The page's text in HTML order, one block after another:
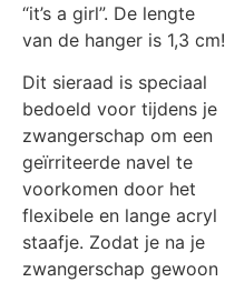
“it’s a girl”. De lengte
van de hanger is 1,3 cm!
Dit sieraad is speciaal
bedoeld voor tijdens je
zwangerschap om een
geïrriteerde navel te
voorkomen door het
flexibele en lange acryl
staafje. Zodat je na je
zwangerschap gewoon